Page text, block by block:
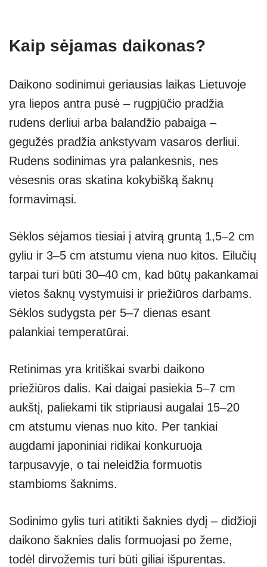
Kaip sėjamas daikonas?
Daikono sodinimui geriausias laikas Lietuvoje
yra liepos antra pusė – rugpjūčio pradžia
rudens derliui arba balandžio pabaiga –
gegužės pradžia ankstyvam vasaros derliui.
Rudens sodinimas yra palankesnis, nes
vėsesnis oras skatina kokybišką šaknų
formavimąsi.
Sėklos sėjamos tiesiai į atvirą gruntą 1,5–2 cm
gyliu ir 3–5 cm atstumu viena nuo kitos. Eilučių
tarpai turi būti 30–40 cm, kad būtų pakankamai
vietos šaknų vystymuisi ir priežiūros darbams.
Sėklos sudygsta per 5–7 dienas esant
palankiai temperatūrai.
Retinimas yra kritiškai svarbi daikono
priežiūros dalis. Kai daigai pasiekia 5–7 cm
aukštį, paliekami tik stipriausi augalai 15–20
cm atstumu vienas nuo kito. Per tankiai
augdami japoniniai ridikai konkuruoja
tarpusavyje, o tai neleidžia formuotis
stambioms šaknims.
Sodinimo gylis turi atitikti šaknies dydį – didžioji
daikono šaknies dalis formuojasi po žeme,
todėl dirvožemis turi būti giliai išpurentas.